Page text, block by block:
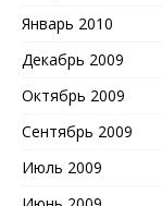
Январь 2010
Декабрь 2009
Октябрь 2009
Сентябрь 2009
Июль 2009